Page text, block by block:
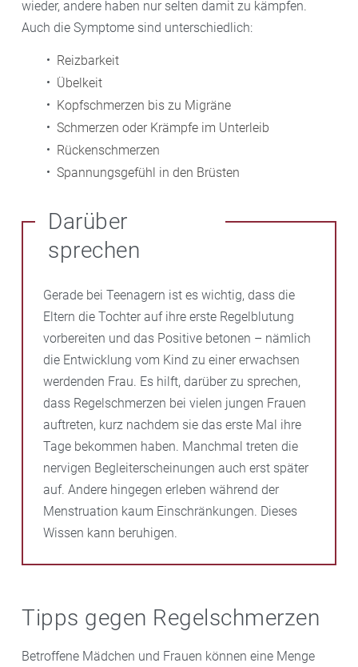
wieder, andere haben nur selten damit zu kämpfen.
Auch die Symptome sind unterschiedlich:
Reizbarkeit
Übelkeit
Kopfschmerzen bis zu Migräne
Schmerzen oder Krämpfe im Unterleib
Rückenschmerzen
Spannungsgefühl in den Brüsten
Darüber
sprechen
Gerade bei Teenagern ist es wichtig, dass die
Eltern die Tochter auf ihre erste Regelblutung
vorbereiten und das Positive betonen – nämlich
die Entwicklung vom Kind zu einer erwachsen
werdenden Frau. Es hilft, darüber zu sprechen,
dass Regelschmerzen bei vielen jungen Frauen
auftreten, kurz nachdem sie das erste Mal ihre
Tage bekommen haben. Manchmal treten die
nervigen Begleiterscheinungen auch erst später
auf. Andere hingegen erleben während der
Menstruation kaum Einschränkungen. Dieses
Wissen kann beruhigen.
Tipps gegen Regelschmerzen
Betroffene Mädchen und Frauen können eine Menge